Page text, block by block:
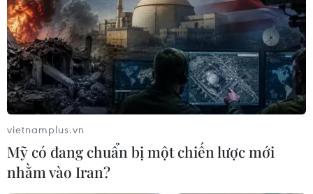
Hà Nội: Tiềm ẩn nguy cơ về an toàn thực
phẩm từ thức ăn đường phố
08/11/2019 01:51
Theo Chi cục An toàn vệ sinh thực phẩm Hà Nội, qua
thanh tra 50 cơ sở bán thức ăn đường phố, đặc biệt là
cửa hàng đồ nướng, lấy mẫu, kiểm nghiệm về chất gây
ung thư, tỷ lệ dương tính lên đến 11,8%.
vietnamplus.vn
Mỹ có đang chuẩn bị một chiến lược mới
nhằm vào Iran?